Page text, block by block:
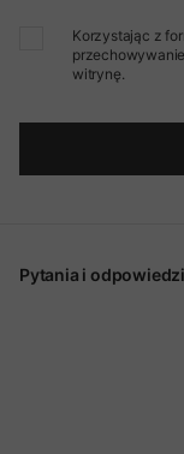
Korzystając z
witrynę.
Pytania i odpowiedzi